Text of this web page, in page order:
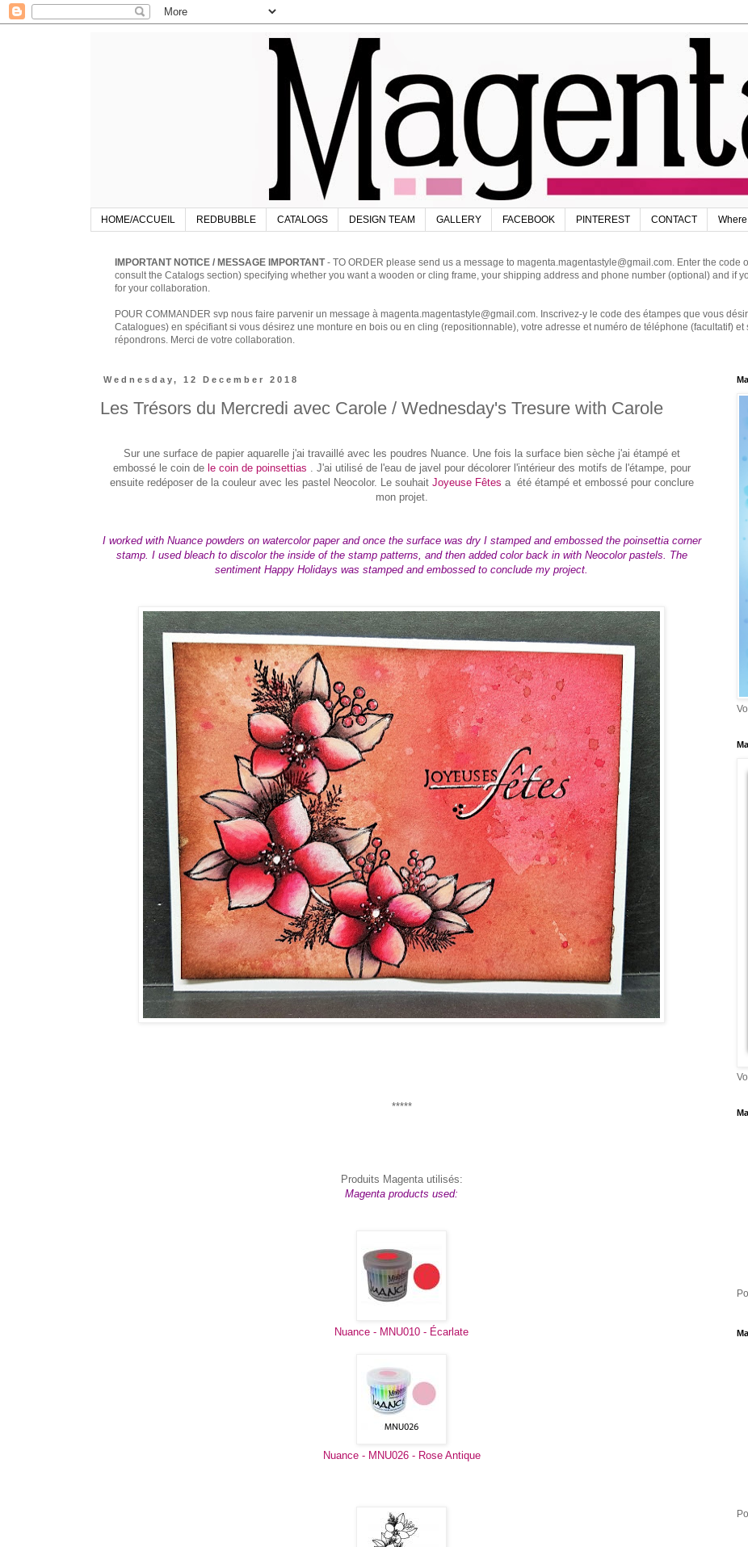
HOME/ACCUEIL REDBUBBLE CATALOGS DESIGN TEAM GALLERY FACEBOOK PINTEREST CONTACT
IMPORTANT NOTICE / MESSAGE IMPORTANT- TO ORDER please send us a message to magenta.magentastyle@gmail.com. Enter the code
consult the Catalogs section) specifying whether you want a wooden or cling frame, your shipping address and phone number (optional) and if
for your collaboration.
POUR COMMANDER svp nous faire parvenir un message à magenta.magentastyle@gmail.com. Inscrivez-y le code des étampes que vous
Catalogues) en spécifiant si vous désirez une monture en bois ou en cling (repositionnable), votre adresse et numéro de téléphone (facultatif)
répondrons. Merci de votre collaboration.
Wednesday, 12 December 2018
Les Trésors du Mercredi avec Carole / Wednesday's Tresure with Carole
Sur une surface de papier aquarelle j'ai travaillé avec les poudres Nuance. Une fois la surface bien sèche j'ai étampé et
embossé le coin de le coin de poinsettias . J'ai utilisé de l'eau de javel pour décolorer l'intérieur des motifs de l'étampe, pour
ensuite redéposer de la couleur avec les pastel Neocolor. Le souhait Joyeuse Fêtes a été étampé et embossé pour conclure
mon projet.
I worked with Nuance powders on watercolor paper and once the surface was dry I stamped and embossed the poinsettia corner
stamp. I used bleach to discolor the inside of the stamp patterns, and then added color back in with Neocolor pastels. The
sentiment Happy Holidays was stamped and embossed to conclude my project.
*****
Produits Magenta utilisés:
Magenta products used:
Nuance - MNU010 - Écarlate
Nuance - MNU026 - Rose Antique